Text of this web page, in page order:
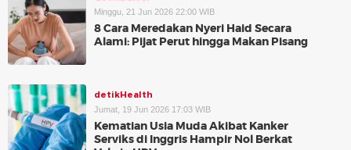
Minggu, 21 Jun 2026 22:00 WIB
8 Cara Meredakan Nyeri Haid Secara
Alami: Pijat Perut hingga Makan Pisang
detikHealth
Jumat, 19 Jun 2026 17:03 WIB
Kematian Usia Muda Akibat Kanker
Serviks di Inggris Hampir Nol Berkat